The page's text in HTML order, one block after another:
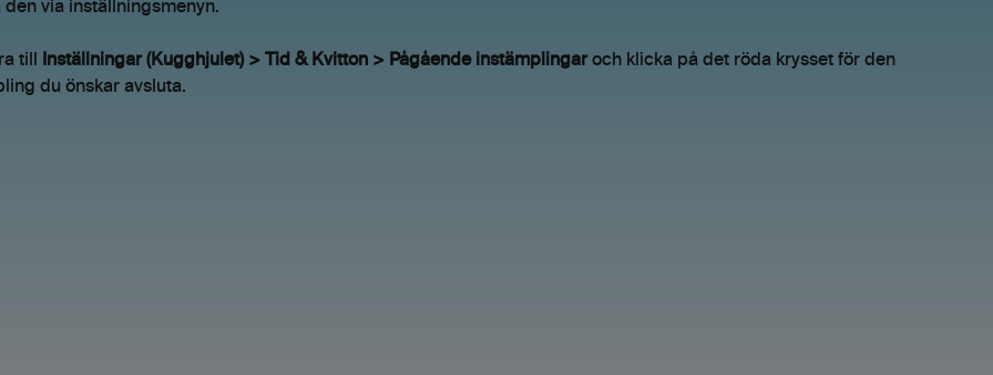
den via inställningsmenyn.
till Inställningar (Kugghjulet) > Tid & Kvitton > Pågående instämplingaroch klicka på det röda krysset för den
du önskar avsluta.